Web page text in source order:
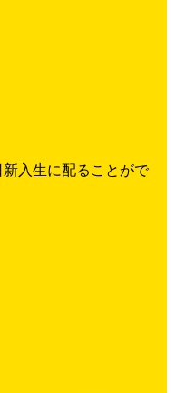
入生に配ることがで